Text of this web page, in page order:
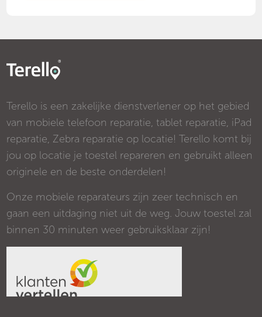
Terello is een zakelijke dienstverlener op het gebied
van mobiele telefoon reparatie, tablet reparatie, iPad
reparatie, Zebra reparatie op locatie! Terello komt bij
jou op locatie je toestel repareren en gebruikt alleen
originele en de beste onderdelen!
Onze mobiele reparateurs zijn zeer technisch en
gaan een uitdaging niet uit de weg. Jouw toestel zal
binnen 30 minuten weer gebruiksklaar zijn!